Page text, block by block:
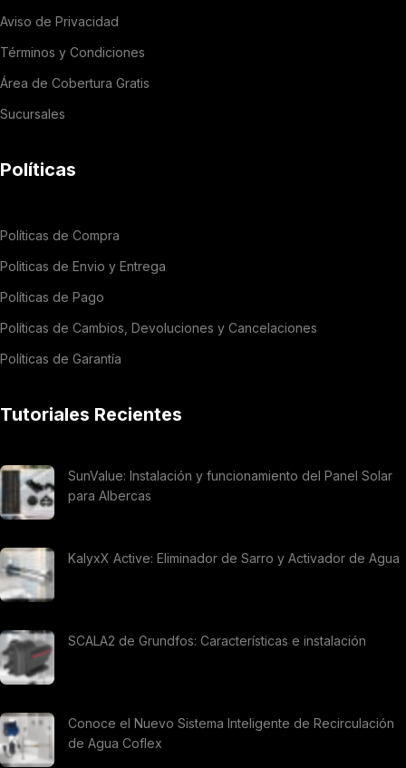
Aviso de Privacidad
Términos y Condiciones
Área de Cobertura Gratis
Sucursales
Políticas
Políticas de Compra
Politicas de Envio y Entrega
Políticas de Pago
Políticas de Cambios, Devoluciones y Cancelaciones
Políticas de Garantía
Tutoriales Recientes
SunValue: Instalación y funcionamiento del Panel Solar
para Albercas
KalyxX Active: Eliminador de Sarro y Activador de Agua
SCALA2 de Grundfos: Características e instalación
Conoce el Nuevo Sistema Inteligente de Recirculación
de Agua Coflex